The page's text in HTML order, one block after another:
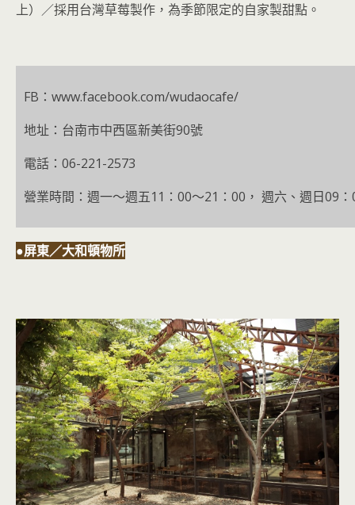
上）／採用台灣草莓製作，為季節限定的自家製甜點。
FB：www.facebook.com/wudaocafe/
地址：台南市中西區新美街90號
電話：06-221-2573
營業時間：週一～週五11：00～21：00， 週六、週日09
●屏東／大和頓物所